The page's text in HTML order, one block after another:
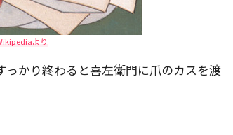
より
っかり終わると喜左衛門に爪のカスを渡